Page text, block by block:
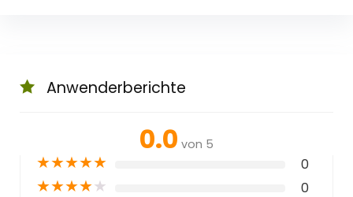
Anwenderberichte
0.0 von 5
★★★★★ 0
★★★★★ 0